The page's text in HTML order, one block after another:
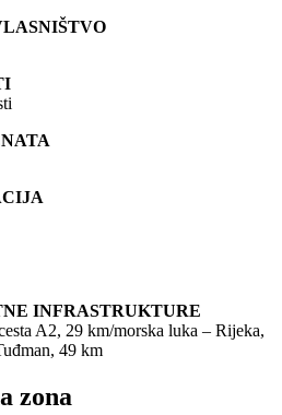
INFRASTRUKTURE
A2, 29 km/morska luka – Rijeka,
49 km
zona